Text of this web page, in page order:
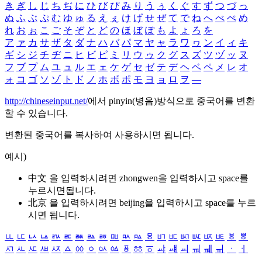
き ぎ し じ ち ぢ に ひ び ぴ み り う ぅ く ぐ す ず つ づ っ
ぬ ふ ぶ ぷ む ゆ ゅ る え ぇ け げ せ ぜ て で ね へ べ ぺ め
れ お ぉ こ ご そ ぞ と ど の ほ ぼ ぽ も よ ょ ろ を
ア ァ カ サ ザ タ ダ ナ ハ バ パ マ ヤ ャ ラ ワ ヮ ン イ ィ キ
ギ シ ジ チ ヂ ニ ヒ ビ ピ ミ リ ウ ゥ ク グ ス ズ ツ ヅ ッ ヌ
フ ブ プ ム ユ ュ ル エ ェ ケ ゲ セ ゼ テ デ ヘ ベ ペ メ レ オ
ォ コ ゴ ソ ゾ ト ド ノ ホ ボ ポ モ ヨ ョ ロ ヲ ―
http://chineseinput.net/에서 pinyin(병음)방식으로 중국어를 변환
할 수 있습니다.
변환된 중국어를 복사하여 사용하시면 됩니다.
예시)
中文 을 입력하시려면 zhongwen을 입력하시고 space를
누르시면됩니다.
北京 을 입력하시려면 beijing을 입력하시고 space를 누르
시면 됩니다.
ㅥ ㅦ ㅧ ㅨ ㅩ ㅪ ㅫ ㅬ ㅭ ㅮ ㅯ ㅰ ㅱ ㅲ ㅳ ㅴ ㅵ ㅶ ㅷ ㅸ
ㅹ
ㅺ ㅻ ㅼ ㅽ ㅾ ㅿ ㆀ ㆁ ㆂ ㆃ ㆄ ㆅ ㆆ ㆇ ㆈ ㆉ ㆊ ㆋ ㆌ ㆍ
ㆎ